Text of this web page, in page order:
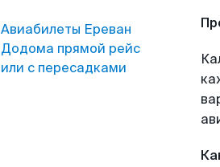
Авиабилеты Ереван
Додома прямой рейс
или с пересадками